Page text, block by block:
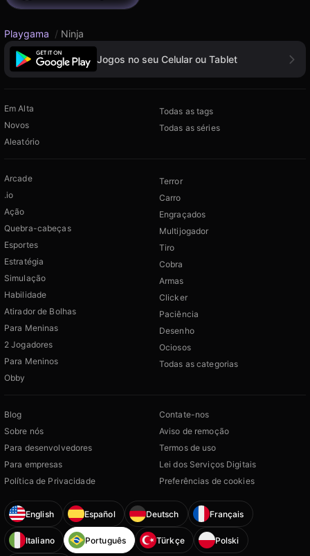
Playgama / Ninja
Jogos no seu Celular ou Tablet
Em Alta
Novos
Aleatório
Todas as tags
Todas as séries
Arcade
.io
Ação
Quebra-cabeças
Esportes
Estratégia
Simulação
Habilidade
Atirador de Bolhas
Para Meninas
2 Jogadores
Para Meninos
Obby
Terror
Carro
Engraçados
Multijogador
Tiro
Cobra
Armas
Clicker
Paciência
Desenho
Ociosos
Todas as categorias
Blog
Sobre nós
Para desenvolvedores
Para empresas
Política de Privacidade
Contate-nos
Aviso de remoção
Termos de uso
Lei dos Serviços Digitais
Preferências de cookies
English Español Deutsch Français
Italiano Português Türkçe Polski